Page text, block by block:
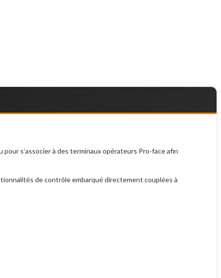
s’associer à des terminaux opérateurs Pro-face afin
de contrôle embarqué directement couplées à